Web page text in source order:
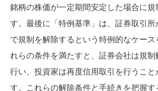
銘柄の株価が一定期間安定した場合に規
す。最後に「特例基準」は、証券取引
で規制を解除するという特例的なケース
れらの条件を満たすと、証券会社は規制
行い、投資家は再度信用取引を行うこと
す。これらの解除条件と手続きを把握す